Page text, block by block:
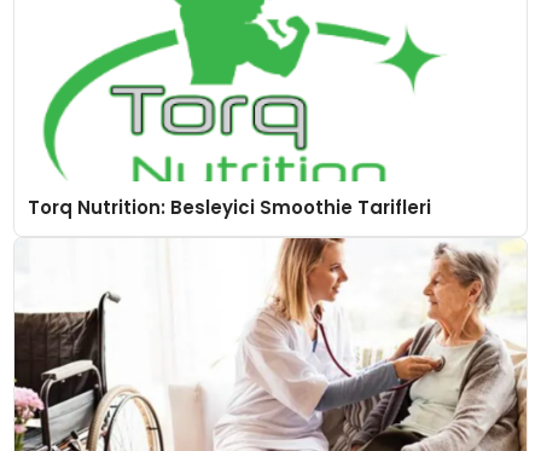
Torq Nutrition: Besleyici Smoothie Tarifleri